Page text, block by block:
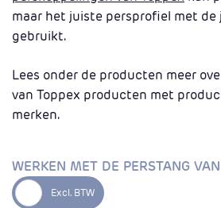
maar het juiste persprofiel met
gebruikt.
Lees onder de producten meer
van Toppex producten met
merken.
WERKEN MET DE PERSTANG